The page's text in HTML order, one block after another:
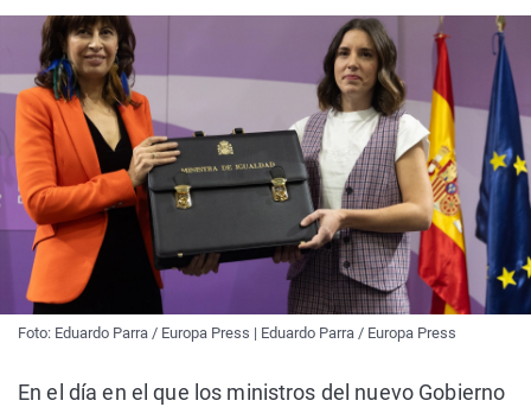
Foto: Eduardo Parra / Europa Press | Eduardo Parra / Europa Press
En el día en el que los ministros del nuevo Gobierno